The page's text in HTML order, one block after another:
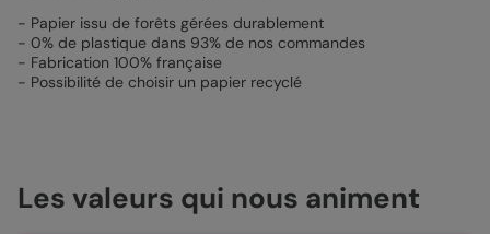
- Papier issu de forêts gérées durablement
- 0% de plastique dans 93% de nos commandes
- Fabrication 100% française
- Possibilité de choisir un papier recyclé
Les valeurs qui nous animent